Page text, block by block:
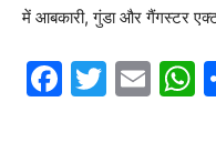
में आबकारी, गुंडा और गैंगस्टर
F
T
E